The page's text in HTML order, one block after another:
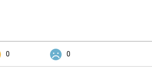
0 0